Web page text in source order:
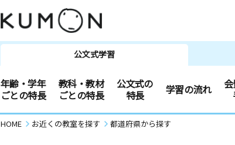
公文式学習
年齢・学年
ごとの特長
教科・教材
ごとの特長
公文式の
特長
学習の流れ
HOME お近くの教室を探す 都道府県から探す